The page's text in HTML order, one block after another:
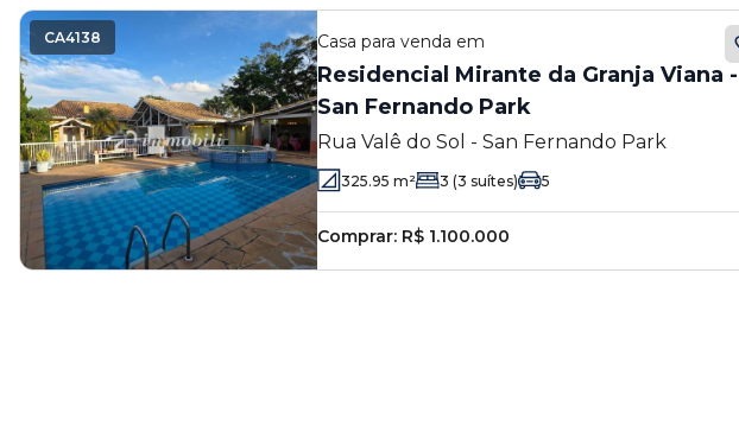
CA4138 Casa para venda em
Residencial Mirante da Granja Viana -
San Fernando Park
Rua Valê do Sol - San Fernando Park
325.95 m² 3 (3 suítes) 5
Comprar: R$ 1.100.000